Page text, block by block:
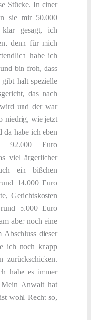
Stücke. In einer
sie mir 50.000
gesagt, ich
denn für mich
habe ich
bin froh, dass
halt spezielle
das nach
und der war
niedrig, wie jetzt
da habe ich eben
92.000 Euro
viel ärgerlicher
ein bißchen
14.000 Euro
Gerichtskosten
5.000 Euro
aber noch eine
Abschluss dieser
ich noch knapp
zurückschicken.
habe es immer
Mein Anwalt hat
wohl Recht so,